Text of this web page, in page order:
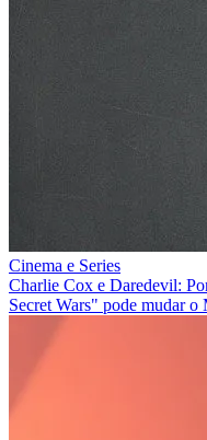
Cinema e Series
Charlie Cox e Daredevil:
Secret Wars" pode mudar o